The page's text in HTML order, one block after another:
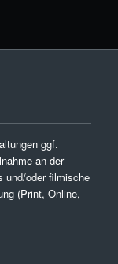
ggf.
an der
und/oder filmische
(Print, Online,